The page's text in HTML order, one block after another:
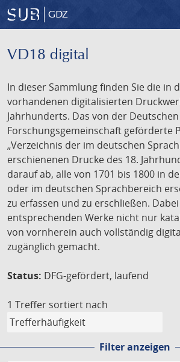
GDZ
VD18 digital
In dieser Sammlung finden Sie die in
vorhandenen digitalisierten
Jahrhunderts. Das von der Deutschen
Forschungsgemeinschaft geförderte
„Verzeichnis der im deutschen
erschienenen Drucke des 18.
darauf ab, alle von 1701 bis 1800 in
oder im deutschen Sprachbereich
zu erfassen und zu erschließen.
entsprechenden Werke nicht nur
von vornherein auch vollständig
zugänglich gemacht.
Status: DFG-gefördert, laufend
1 Treffer sortiert nach
Filter anzeigen